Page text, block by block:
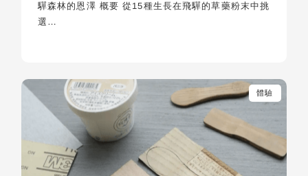
驒森林的恩澤 概要 從15種生長在飛驒的草藥粉末中挑
選…
體驗